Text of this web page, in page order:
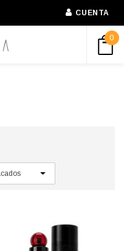
CUENTA
0